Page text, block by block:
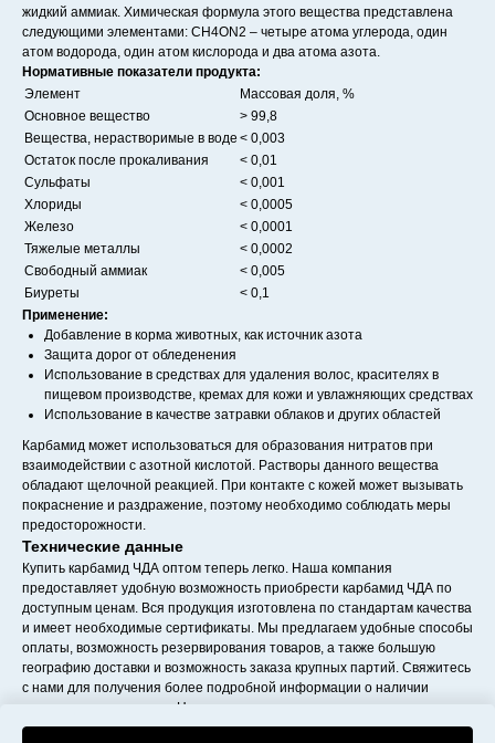
жидкий аммиак. Химическая формула этого вещества представлена
следующими элементами: CH4ON2 – четыре атома углерода, один
атом водорода, один атом кислорода и два атома азота.
Нормативные показатели продукта:
Элемент
Массовая доля, %
Основное вещество
> 99,8
Вещества, нерастворимые в воде < 0,003
Остаток после прокаливания
< 0,01
Сульфаты
< 0,001
Хлориды
< 0,0005
Железо
< 0,0001
Тяжелые металлы
< 0,0002
Свободный аммиак
< 0,005
Биуреты
< 0,1
Применение:
Добавление в корма животных, как источник азота
Защита дорог от обледенения
Использование в средствах для удаления волос, красителях в
пищевом производстве, кремах для кожи и увлажняющих средствах
Использование в качестве затравки облаков и других областей
Карбамид может использоваться для образования нитратов при
взаимодействии с азотной кислотой. Растворы данного вещества
обладают щелочной реакцией. При контакте с кожей может вызывать
покраснение и раздражение, поэтому необходимо соблюдать меры
предосторожности.
Технические данные
Купить карбамид ЧДА оптом теперь легко. Наша компания
предоставляет удобную возможность приобрести карбамид ЧДА по
доступным ценам. Вся продукция изготовлена по стандартам качества
и имеет необходимые сертификаты. Мы предлагаем удобные способы
оплаты, возможность резервирования товаров, а также большую
географию доставки и возможность заказа крупных партий. Свяжитесь
с нами для получения более подробной информации о наличии
товара и его стоимости. Наши менеджеры всегда готовы помочь вам
сделать правильный выбор.